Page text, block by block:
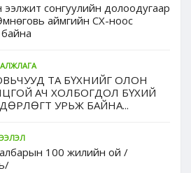
сонгуулийн долоодугаар
аймгийн СХ-ноос
ТА БҮХНИЙГ ОЛОН
АЧ ХОЛБОГДОЛ БҮХИЙ
УРЬЖ БАЙНА...
100 жилийн ой /